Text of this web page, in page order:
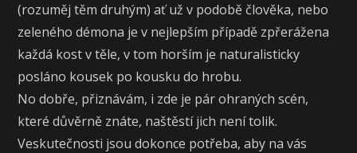
(rozuměj těm druhým) ať už v podobě člověka, nebo
zeleného démona je v nejlepším případě zpřerážena
každá kost v těle, v tom horším je naturalisticky
posláno kousek po kousku do hrobu.
No dobře, přiznávám, i zde je pár ohraných scén,
které důvěrně znáte, naštěstí jich není tolik.
Veskutečnosti jsou dokonce potřeba, aby na vás